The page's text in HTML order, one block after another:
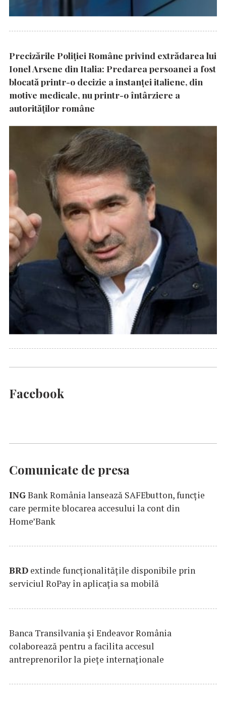
Precizările Poliţiei Române privind extrădarea lui
Ionel Arsene din Italia: Predarea persoanei a fost
blocată printr-o decizie a instanţei italiene, din
motive medicale, nu printr-o întârziere a
autorităţilor române
Facebook
Comunicate de presa
INGBank România lansează SAFEbutton, funcţie
care permite blocarea accesului la cont din
Home’Bank
BRD extinde funcţionalităţile disponibile prin
serviciul RoPay în aplicaţia sa mobilă
Banca Transilvania şi Endeavor România
colaborează pentru a facilita accesul
antreprenorilor la pieţe internaţionale